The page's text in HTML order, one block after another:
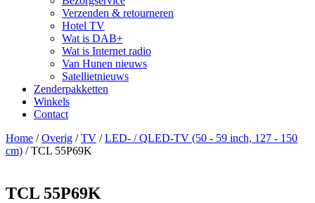
Verzenden & retourneren
Hotel TV
Wat is DAB+
Wat is Internet radio
Van Hunen nieuws
Satellietnieuws
Zenderpakketten
Winkels
Contact
Home /Overig /TV /LED- / QLED-TV (50 - 59 inch, 127 - 150
cm) / TCL 55P69K
TCL 55P69K